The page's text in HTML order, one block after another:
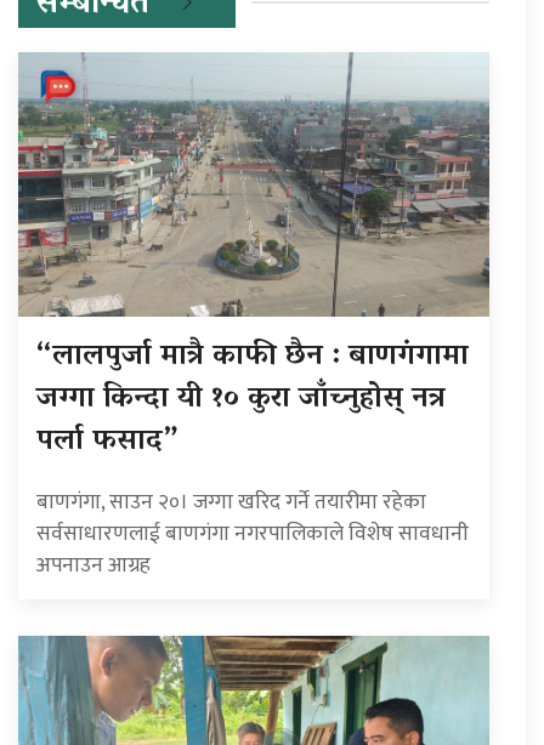
“लालपुर्जा मात्रै काफी छैन : बाणगंगामा
जग्गा किन्दा यी १० कुरा जाँच्नुहोस् नत्र
पर्ला फसाद”
बाणगंगा, साउन २०। जग्गा खरिद गर्ने तयारीमा रहेका
सर्वसाधारणलाई बाणगंगा नगरपालिकाले विशेष सावधानी
अपनाउन आग्रह